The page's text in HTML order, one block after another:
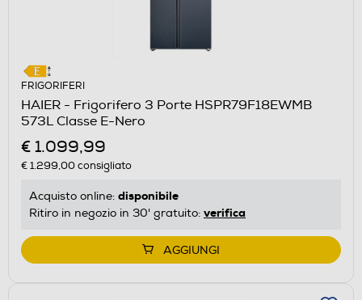
FRIGORIFERI
HAIER - Frigorifero 3 Porte HSPR79F18EWMB
573L Classe E-Nero
€ 1.099,99
€ 1.299,00consigliato
Acquisto online: disponibile
Ritiro in negozio in 30' gratuito: verifica
AGGIUNGI